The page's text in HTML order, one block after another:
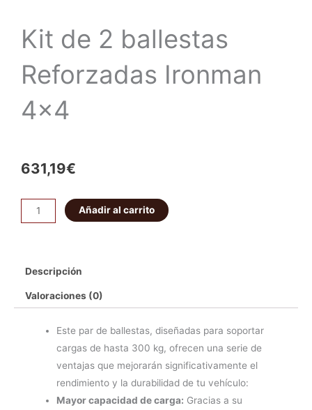
Kit de 2 ballestas
Reforzadas Ironman
4×4
631,19€
de
Reforzadas
Ironman
4x4
cantidad
Añadir al carrito
Descripción
Valoraciones (0)
Este par de ballestas, diseñadas para soportar
cargas de hasta 300 kg, ofrecen una serie de
ventajas que mejorarán significativamente el
rendimiento y la durabilidad de tu vehículo:
Mayor capacidad de carga: Gracias a su